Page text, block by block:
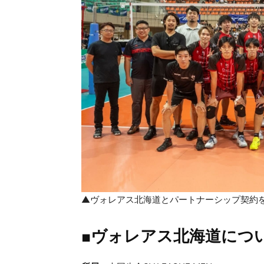
▲ヴォレアス北海道とパートナーシップ契約
■ヴォレアス北海道に